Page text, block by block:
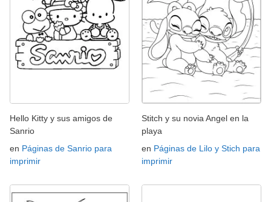
Hello Kitty y sus amigos de
Sanrio
en Páginas de Sanrio para
imprimir
Stitch y su novia Angel en la
playa
en Páginas de Lilo y Stich para
imprimir